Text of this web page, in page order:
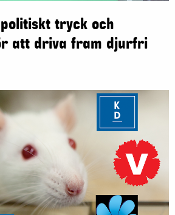
tryck och
att driva fram djurfri